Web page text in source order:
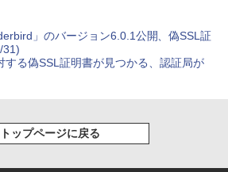
」のバージョン6.0.1公開、偽SSL証
31)
する偽SSL証明書が見つかる、認証局が
トップページに戻る